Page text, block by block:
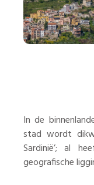
In de
stad wordt
Sardinië’; al
geografische